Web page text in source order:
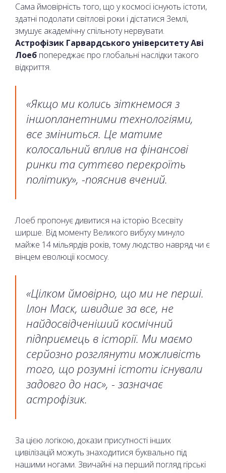
Сама ймовірність того, що у космосі існують істоти,
здатні подолати світлові роки і дістатися Землі,
змушує академічну спільноту нервувати.
Астрофізик Гарвардського університету Аві
Лоеб попереджає про глобальні наслідки такого
відкриття.
«Якщо ми колись зіткнемося з
іншопланетними технологіями,
все зміниться. Це матиме
колосальний вплив на фінансові
ринки та суттєво перекроїть
політику», -пояснив вчений.
Лоеб пропонує дивитися на історію Всесвіту
ширше. Від моменту Великого вибуху минуло
майже 14 мільярдів років, тому людство навряд чи є
вінцем еволюції космосу.
«Цілком ймовірно, що ми не перші.
Ілон Маск, швидше за все, не
найдосвідченіший космічний
підприємець в історії. Ми маємо
серйозно розглянути можливість
того, що розумні істоти існували
задовго до нас», - зазначає
астрофізик.
За цією логікою, докази присутності інших
цивілізацій можуть знаходитися буквально під
нашими ногами. Звичайні на перший погляд гірські